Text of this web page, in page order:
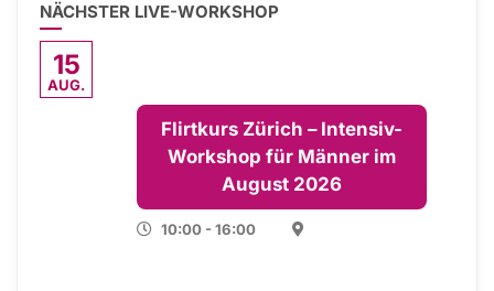
NÄCHSTER LIVE-WORKSHOP
15
AUG.
Flirtkurs Zürich – Intensiv-
Workshop für Männer im
August 2026
10:00 - 16:00